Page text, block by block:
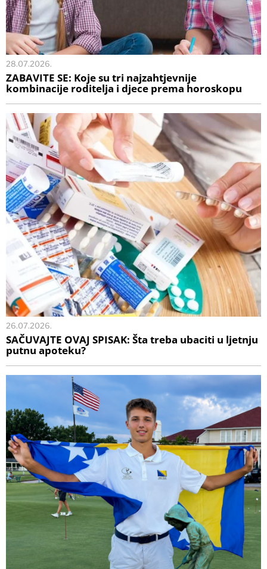
28.07.2026.
ZABAVITE SE: Koje su tri najzahtjevnije
kombinacije roditelja i djece prema horoskopu
26.07.2026.
SAČUVAJTE OVAJ SPISAK: Šta treba ubaciti u ljetnju
putnu apoteku?